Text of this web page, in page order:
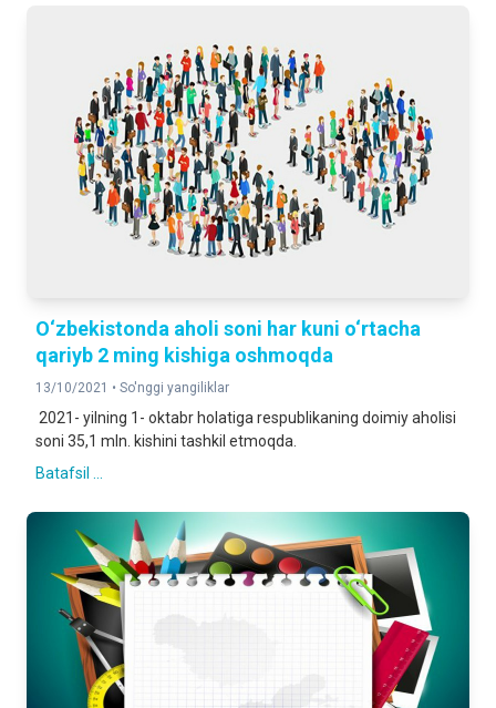
O‘zbekistonda aholi soni har kuni o‘rtacha
qariyb 2 ming kishiga oshmoqda
13/10/2021 • So'nggi yangiliklar
2021- yilning 1- oktabr holatiga respublikaning doimiy aholisi
soni 35,1 mln. kishini tashkil etmoqda.
Batafsil ...